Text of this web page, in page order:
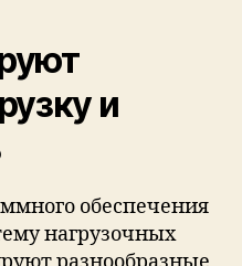
и
обеспечения
нагрузочных